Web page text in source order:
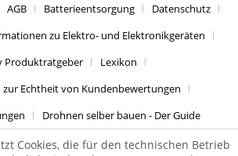
AGB Batterieentsorgung
Datenschutz
zu Elektro- und Elektronikgeräten
Produktratgeber
Lexikon
Echtheit von Kundenbewertungen
Drohnen selber bauen - Der Guide
Cookies, die für den technischen Betrieb